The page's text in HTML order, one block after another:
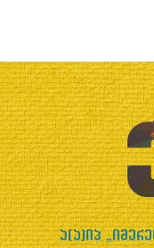
ა(ა)იპ